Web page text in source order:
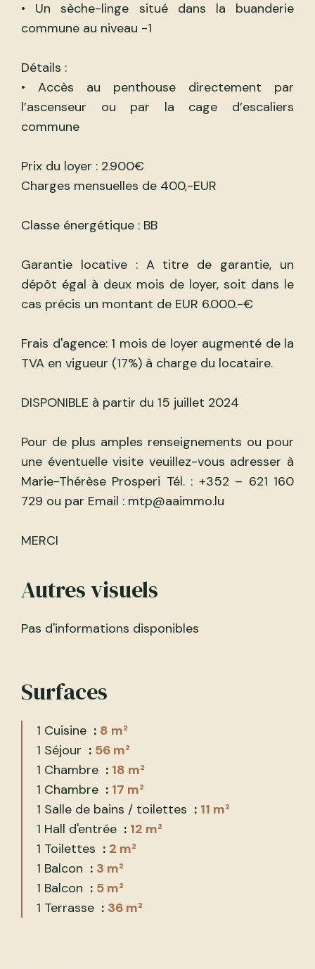
• Un sèche-linge situé dans la buanderie
commune au niveau -1
Détails :
• Accès au penthouse directement par
l’ascenseur ou par la cage d’escaliers
commune
Prix du loyer : 2.900€
Charges mensuelles de 400,-EUR
Classe énergétique : BB
Garantie locative : A titre de garantie, un
dépôt égal à deux mois de loyer, soit dans le
cas précis un montant de EUR 6.000.-€
Frais d'agence: 1 mois de loyer augmenté de la
TVA en vigueur (17%) à charge du locataire.
DISPONIBLE à partir du 15 juillet 2024
Pour de plus amples renseignements ou pour
une éventuelle visite veuillez-vous adresser à
Marie-Thérèse Prosperi Tél. : +352 – 621 160
729 ou par Email : mtp@aaimmo.lu
MERCI
Autres visuels
Pas d'informations disponibles
Surfaces
1 Cuisine
8 m²
1 Séjour
56 m²
1 Chambre
18 m²
1 Chambre
17 m²
1 Salle de bains / toilettes
11 m²
1 Hall d'entrée
12 m²
1 Toilettes
2 m²
1 Balcon
3 m²
1 Balcon
5 m²
1 Terrasse
36 m²